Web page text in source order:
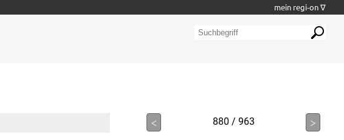
< 880 / 963 >
mein regi-on ∇